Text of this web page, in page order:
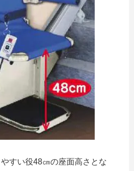
すい役48㎝の座面高さとな